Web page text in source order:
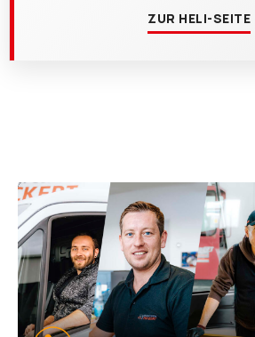
ZUR HELI-SEITE